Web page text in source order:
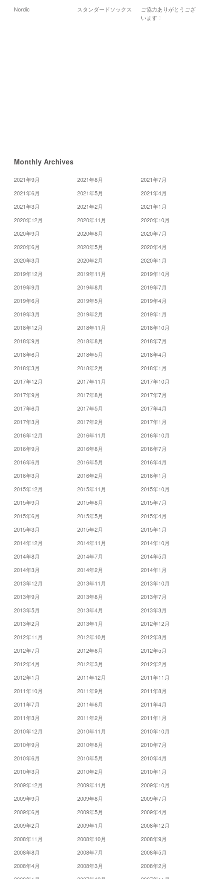
Nordic
スタンダードソックス
ご協力ありがとうござ
います！
Monthly Archives
2021年9月 2021年8月
2021年7月
2021年6月
2021年5月
2021年4月
2021年3月
2021年2月
2021年1月
2020年12月
2020年11月
2020年10月
2020年9月
2020年8月
2020年7月
2020年6月
2020年5月
2020年4月
2020年3月
2020年2月
2020年1月
2019年12月
2019年11月
2019年10月
2019年9月
2019年8月
2019年7月
2019年6月
2019年5月
2019年4月
2019年3月
2019年2月
2019年1月
2018年12月
2018年11月
2018年10月
2018年9月
2018年8月
2018年7月
2018年6月
2018年5月
2018年4月
2018年3月
2018年2月
2018年1月
2017年12月
2017年11月
2017年10月
2017年9月
2017年8月
2017年7月
2017年6月
2017年5月
2017年4月
2017年3月
2017年2月
2017年1月
2016年12月
2016年11月
2016年10月
2016年9月
2016年8月
2016年7月
2016年6月
2016年5月
2016年4月
2016年3月
2016年2月
2016年1月
2015年12月
2015年11月
2015年10月
2015年9月
2015年8月
2015年7月
2015年6月
2015年5月
2015年4月
2015年3月
2015年2月
2015年1月
2014年12月
2014年11月
2014年10月
2014年8月
2014年7月
2014年5月
2014年3月
2014年2月
2014年1月
2013年12月
2013年11月
2013年10月
2013年9月
2013年8月
2013年7月
2013年5月
2013年4月
2013年3月
2013年2月
2013年1月
2012年12月
2012年11月
2012年10月
2012年8月
2012年7月
2012年6月
2012年5月
2012年4月
2012年3月
2012年2月
2012年1月
2011年12月
2011年11月
2011年10月
2011年9月
2011年8月
2011年7月
2011年6月
2011年4月
2011年3月
2011年2月
2011年1月
2010年12月
2010年11月
2010年10月
2010年9月
2010年8月
2010年7月
2010年6月
2010年5月
2010年4月
2010年3月
2010年2月
2010年1月
2009年12月
2009年11月
2009年10月
2009年9月
2009年8月
2009年7月
2009年6月
2009年5月
2009年4月
2009年2月
2009年1月
2008年12月
2008年11月
2008年10月
2008年9月
2008年8月
2008年7月
2008年5月
2008年4月
2008年3月
2008年2月